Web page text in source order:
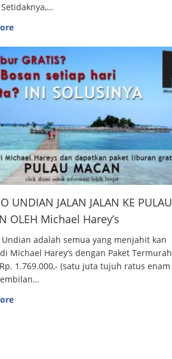
UNDIAN JALAN JALAN KE PULAU
OLEH Michael Harey’s
Undian adalah semua yang menjahit kan
Michael Harey’s dengan Paket Termurah
1.769.000,- (satu juta tujuh ratus enam